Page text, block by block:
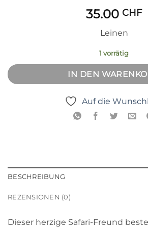
35.00 CHF
Leinen
1 vorrätig
IN DEN
Auf die
BESCHREIBUNG
REZENSIONEN (0)
Dieser herzige Safari-Freund